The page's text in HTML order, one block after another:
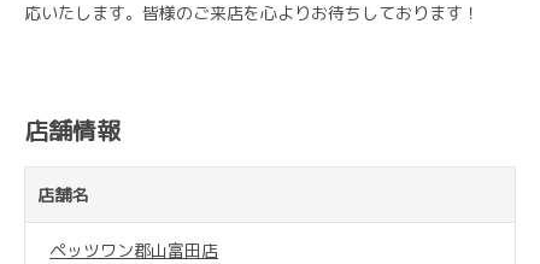
応いたします。皆様のご来店を心よりお待ちしております！
店舗情報
店舗名
ペッツワン郡山富田店